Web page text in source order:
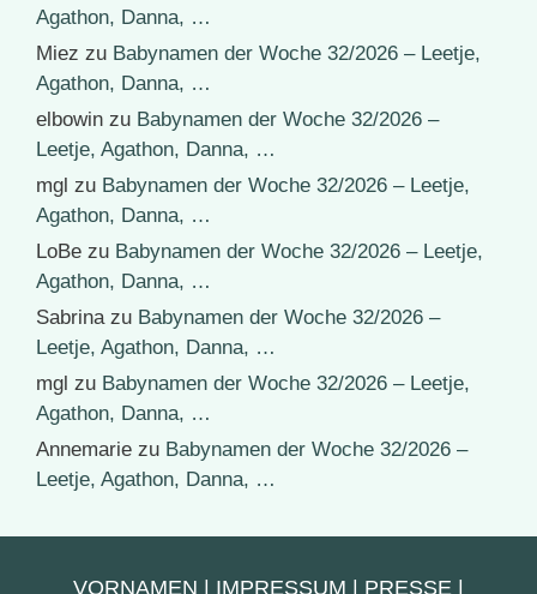
Agathon, Danna, …
Miez zu Babynamen der Woche 32/2026 – Leetje,
Agathon, Danna, …
elbowin zu Babynamen der Woche 32/2026 –
Leetje, Agathon, Danna, …
mgl zu Babynamen der Woche 32/2026 – Leetje,
Agathon, Danna, …
LoBe zu Babynamen der Woche 32/2026 – Leetje,
Agathon, Danna, …
Sabrina zu Babynamen der Woche 32/2026 –
Leetje, Agathon, Danna, …
mgl zu Babynamen der Woche 32/2026 – Leetje,
Agathon, Danna, …
Annemarie zu Babynamen der Woche 32/2026 –
Leetje, Agathon, Danna, …
VORNAMEN | IMPRESSUM | PRESSE |